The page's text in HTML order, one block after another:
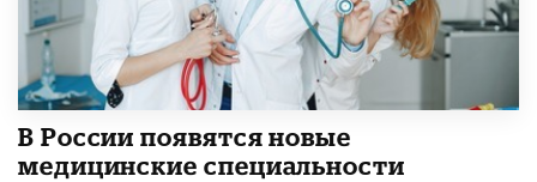
В России появятся новые
медицинские специальности